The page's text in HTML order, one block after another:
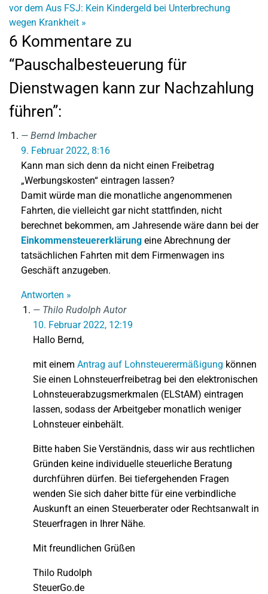
vor dem Aus FSJ: Kein Kindergeld bei Unterbrechung
wegen Krankheit »
6 Kommentare zu
“Pauschalbesteuerung für
Dienstwagen kann zur Nachzahlung
führen”:
Bernd Imbacher
9. Februar 2022, 8:16
Kann man sich denn da nicht einen Freibetrag
„Werbungskosten“ eintragen lassen?
Damit würde man die monatliche angenommenen
Fahrten, die vielleicht gar nicht stattfinden, nicht
berechnet bekommen, am Jahresende wäre dann bei der
Einkommensteuererklärung eine Abrechnung der
tatsächlichen Fahrten mit dem Firmenwagen ins
Geschäft anzugeben.
Antworten »
Thilo RudolphAutor
10. Februar 2022, 12:19
Hallo Bernd,
mit einem Antrag auf Lohnsteuerermäßigung können
Sie einen Lohnsteuerfreibetrag bei den elektronischen
Lohnsteuerabzugsmerkmalen (ELStAM) eintragen
lassen, sodass der Arbeitgeber monatlich weniger
Lohnsteuer einbehält.
Bitte haben Sie Verständnis, dass wir aus rechtlichen
Gründen keine individuelle steuerliche Beratung
durchführen dürfen. Bei tiefergehenden Fragen
wenden Sie sich daher bitte für eine verbindliche
Auskunft an einen Steuerberater oder Rechtsanwalt in
Steuerfragen in Ihrer Nähe.
Mit freundlichen Grüßen
Thilo Rudolph
SteuerGo.de